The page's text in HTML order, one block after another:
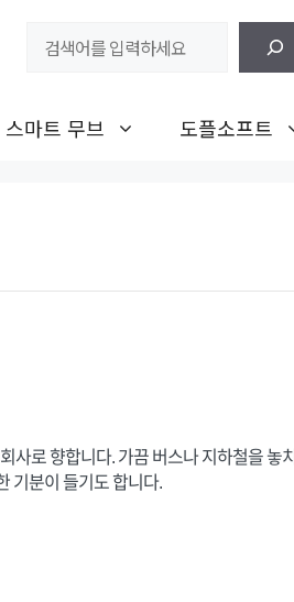
스마트 무브 도플소프트
사로 향합니다. 가끔 버스나 지하철을 놓치
기분이 들기도 합니다.